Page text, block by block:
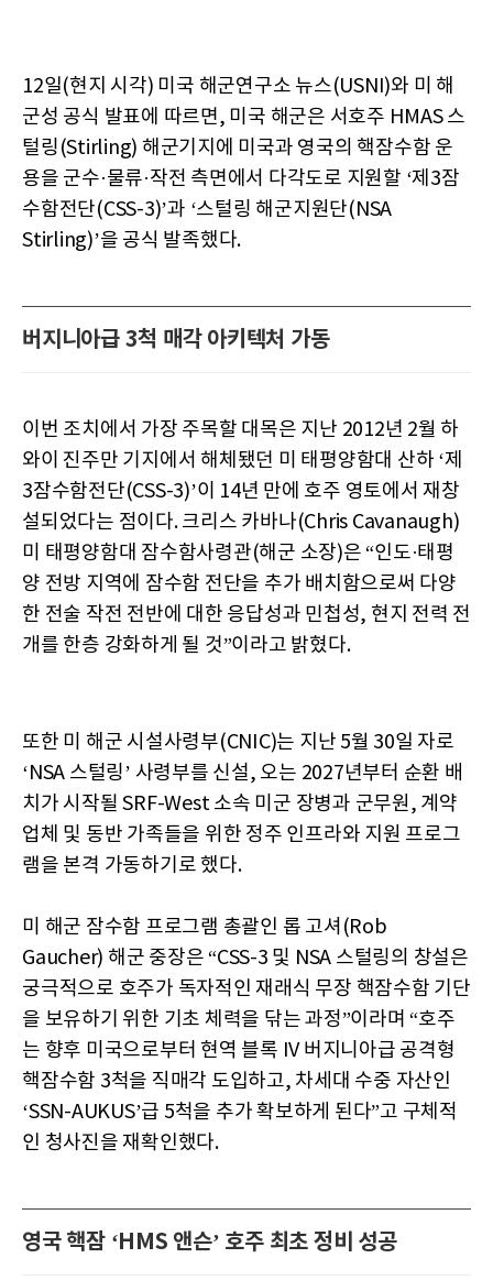
12일(현지 시각) 미국 해군연구소 뉴스(USNI)와 미 해
군성 공식 발표에 따르면, 미국 해군은 서호주 HMAS 스
털링(Stirling) 해군기지에 미국과 영국의 핵잠수함 운
용을 군수·물류·작전 측면에서 다각도로 지원할 ‘제3잠
수함전단(CSS-3)’과 ‘스털링 해군지원단(NSA
Stirling)’을 공식 발족했다.
버지니아급 3척 매각 아키텍처 가동
이번 조치에서 가장 주목할 대목은 지난 2012년 2월 하
와이 진주만 기지에서 해체됐던 미 태평양함대 산하 ‘제
3잠수함전단(CSS-3)’이 14년 만에 호주 영토에서 재창
설되었다는 점이다. 크리스 카바나(Chris Cavanaugh)
미 태평양함대 잠수함사령관(해군 소장)은 “인도·태평
양 전방 지역에 잠수함 전단을 추가 배치함으로써 다양
한 전술 작전 전반에 대한 응답성과 민첩성, 현지 전력 전
개를 한층 강화하게 될 것”이라고 밝혔다.
또한 미 해군 시설사령부(CNIC)는 지난 5월 30일 자로
‘NSA 스털링’ 사령부를 신설, 오는 2027년부터 순환 배
치가 시작될 SRF-West 소속 미군 장병과 군무원, 계약
업체 및 동반 가족들을 위한 정주 인프라와 지원 프로그
램을 본격 가동하기로 했다.
미 해군 잠수함 프로그램 총괄인 롭 고셔(Rob
Gaucher) 해군 중장은 “CSS-3 및 NSA 스털링의 창설은
궁극적으로 호주가 독자적인 재래식 무장 핵잠수함 기단
을 보유하기 위한 기초 체력을 닦는 과정”이라며 “호주
는 향후 미국으로부터 현역 블록 IV 버지니아급 공격형
핵잠수함 3척을 직매각 도입하고, 차세대 수중 자산인
‘SSN-AUKUS’급 5척을 추가 확보하게 된다”고 구체적
인 청사진을 재확인했다.
영국 핵잠 ‘HMS 앤슨’ 호주 최초 정비 성공